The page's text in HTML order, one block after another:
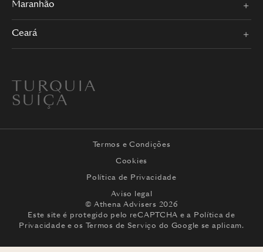
Maranhão
Ceará
TURQUIA
SUÍÇA
Termos e Condições
Cookies
Política de Privacidade
Aviso legal
© Athena Advisers 2026
Este site é protegido pelo reCAPTCHA e a Política de
Privacidade e os Termos de Serviço do Google se aplicam.